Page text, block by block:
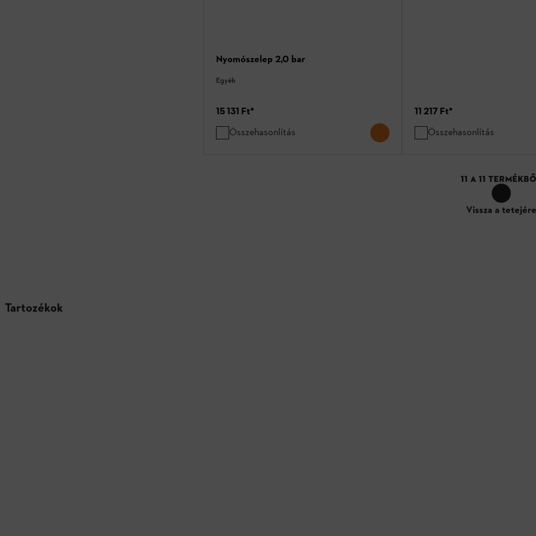
Nyomószelep 2,0 bar
Egyéb
15 131 Ft*
Összehasonlítás
11 217 Ft*
Összehasonlítás
11 A 11
Vissza a tetejére
Tartozékok